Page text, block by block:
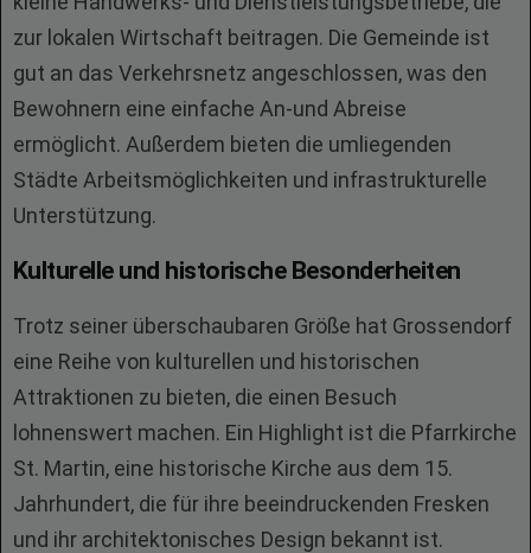
zur lokalen Wirtschaft beitragen. Die Gemeinde ist
gut an das Verkehrsnetz angeschlossen, was den
Bewohnern eine einfache An-und Abreise
ermöglicht. Außerdem bieten die umliegenden
Städte Arbeitsmöglichkeiten und infrastrukturelle
Unterstützung.
Kulturelle und historische Besonderheiten
Trotz seiner überschaubaren Größe hat Grossendorf
eine Reihe von kulturellen und historischen
Attraktionen zu bieten, die einen Besuch
lohnenswert machen. Ein Highlight ist die Pfarrkirche
St. Martin, eine historische Kirche aus dem 15.
Jahrhundert, die für ihre beeindruckenden Fresken
und ihr architektonisches Design bekannt ist.